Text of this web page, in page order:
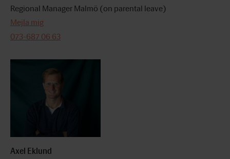
Regional Manager Malmö (on parental leave)
Mejla mig
073-687 06 63
Axel Eklund